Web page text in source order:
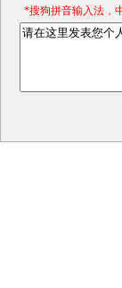
*搜狗拼音输入法，